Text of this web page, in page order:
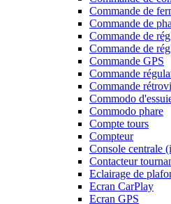
Commande de
Commande de
Commande de
Commande de
Commande GPS
Commande
Commande
Commodo
Commodo phare
Compte tours
Compteur
Console centrale
Contacteur
Eclairage de
Ecran CarPlay
Ecran GPS